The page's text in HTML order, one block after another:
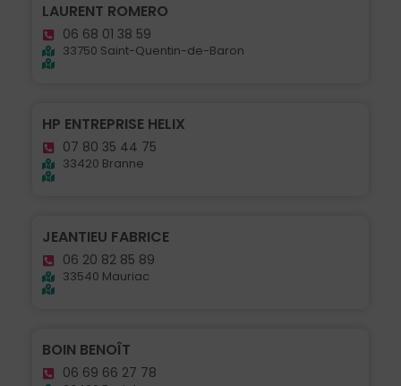
LAURENT ROMERO
06 68 01 38 59
33750 Saint-Quentin-de-Baron
HP ENTREPRISE HELIX
07 80 35 44 75
33420 Branne
JEANTIEU FABRICE
06 20 82 85 89
33540 Mauriac
BOIN BENOÎT
06 69 66 27 78